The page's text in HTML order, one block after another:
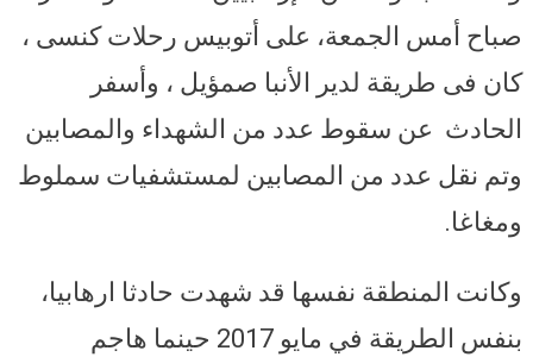
صباح أمس الجمعة، على أتوبيس رحلات كنسى ،
كان فى طريقة لدير الأنبا صمؤيل ، وأسفر
الحادث عن سقوط عدد من الشهداء والمصابين
وتم نقل عدد من المصابين لمستشفيات سملوط
ومغاغا.
وكانت المنطقة نفسها قد شهدت حادثا ارهابيا،
بنفس الطريقة في مايو 2017 حينما هاجم